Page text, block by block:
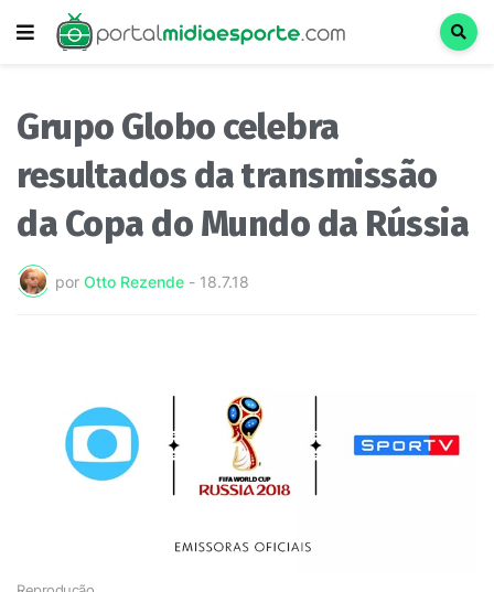
Grupo Globo celebra
resultados da transmissão
da Copa do Mundo da Rússia
por Otto Rezende - 18.7.18